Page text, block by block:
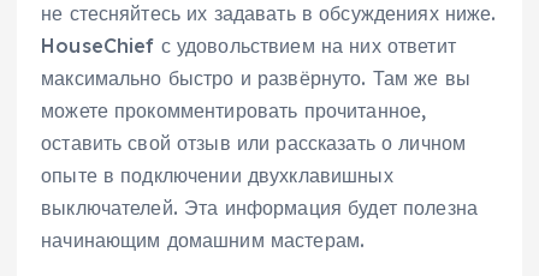
не стесняйтесь их задавать в обсуждениях ниже.
HouseChief с удовольствием на них ответит
максимально быстро и развёрнуто. Там же вы
можете прокомментировать прочитанное,
оставить свой отзыв или рассказать о личном
опыте в подключении двухклавишных
выключателей. Эта информация будет полезна
начинающим домашним мастерам.